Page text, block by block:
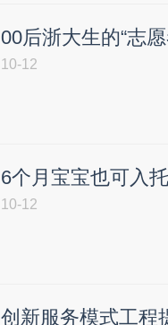
00后浙大生的“志
10-12
6个月宝宝也可入
10-12
创新服务模式工程